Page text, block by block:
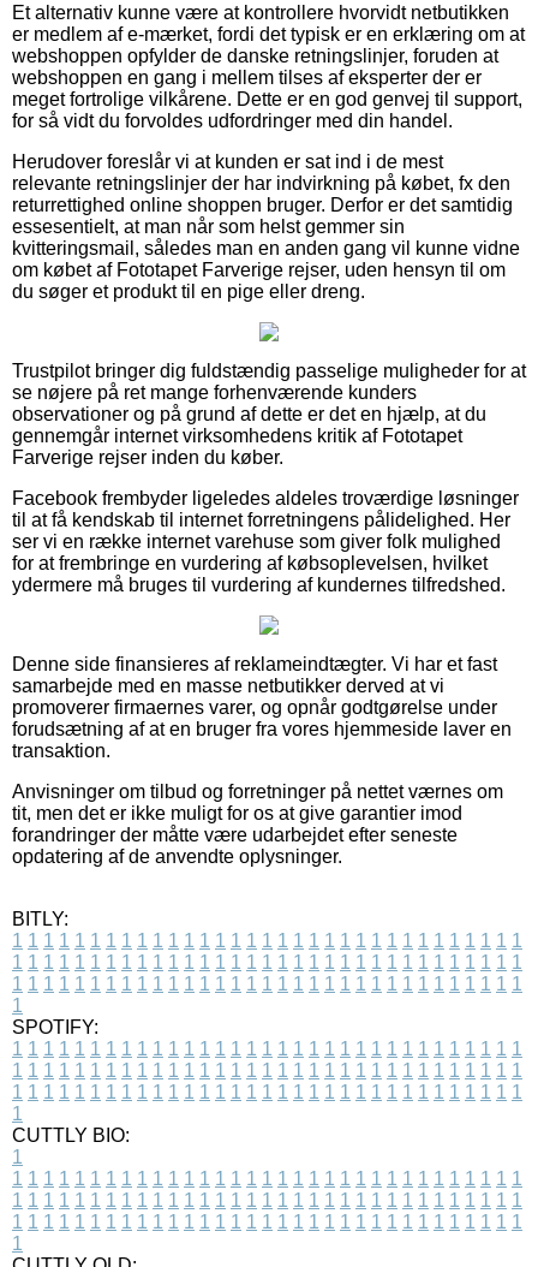
Et alternativ kunne være at kontrollere hvorvidt netbutikken
er medlem af e-mærket, fordi det typisk er en erklæring om at
webshoppen opfylder de danske retningslinjer, foruden at
webshoppen en gang i mellem tilses af eksperter der er
meget fortrolige vilkårene. Dette er en god genvej til support,
for så vidt du forvoldes udfordringer med din handel.
Herudover foreslår vi at kunden er sat ind i de mest
relevante retningslinjer der har indvirkning på købet, fx den
returrettighed online shoppen bruger. Derfor er det samtidig
essesentielt, at man når som helst gemmer sin
kvitteringsmail, således man en anden gang vil kunne vidne
om købet af Fototapet Farverige rejser, uden hensyn til om
du søger et produkt til en pige eller dreng.
Trustpilot bringer dig fuldstændig passelige muligheder for at
se nøjere på ret mange forhenværende kunders
observationer og på grund af dette er det en hjælp, at du
gennemgår internet virksomhedens kritik af Fototapet
Farverige rejser inden du køber.
Facebook frembyder ligeledes aldeles troværdige løsninger
til at få kendskab til internet forretningens pålidelighed. Her
ser vi en række internet varehuse som giver folk mulighed
for at frembringe en vurdering af købsoplevelsen, hvilket
ydermere må bruges til vurdering af kundernes tilfredshed.
Denne side finansieres af reklameindtægter. Vi har et fast
samarbejde med en masse netbutikker derved at vi
promoverer firmaernes varer, og opnår godtgørelse under
forudsætning af at en bruger fra vores hjemmeside laver en
transaktion.
Anvisninger om tilbud og forretninger på nettet værnes om
tit, men det er ikke muligt for os at give garantier imod
forandringer der måtte være udarbejdet efter seneste
opdatering af de anvendte oplysninger.
BITLY:
1 1 1 1 1 1 1 1 1 1 1 1 1 1 1 1 1 1 1 1 1 1 1 1 1 1 1 1 1 1 1 1 1
1 1 1 1 1 1 1 1 1 1 1 1 1 1 1 1 1 1 1 1 1 1 1 1 1 1 1 1 1 1 1 1 1
1 1 1 1 1 1 1 1 1 1 1 1 1 1 1 1 1 1 1 1 1 1 1 1 1 1 1 1 1 1 1 1 1
1
SPOTIFY:
1 1 1 1 1 1 1 1 1 1 1 1 1 1 1 1 1 1 1 1 1 1 1 1 1 1 1 1 1 1 1 1 1
1 1 1 1 1 1 1 1 1 1 1 1 1 1 1 1 1 1 1 1 1 1 1 1 1 1 1 1 1 1 1 1 1
1 1 1 1 1 1 1 1 1 1 1 1 1 1 1 1 1 1 1 1 1 1 1 1 1 1 1 1 1 1 1 1 1
1
CUTTLY BIO:
1
1 1 1 1 1 1 1 1 1 1 1 1 1 1 1 1 1 1 1 1 1 1 1 1 1 1 1 1 1 1 1 1 1
1 1 1 1 1 1 1 1 1 1 1 1 1 1 1 1 1 1 1 1 1 1 1 1 1 1 1 1 1 1 1 1 1
1 1 1 1 1 1 1 1 1 1 1 1 1 1 1 1 1 1 1 1 1 1 1 1 1 1 1 1 1 1 1 1 1
1